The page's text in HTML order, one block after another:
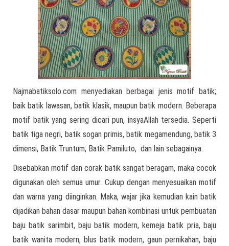
Najmabatiksolo.com menyediakan berbagai jenis motif batik;
baik batik lawasan, batik klasik, maupun batik modern. Beberapa
motif batik yang sering dicari pun, insyaAllah tersedia. Seperti
batik tiga negri, batik sogan primis, batik megamendung, batik 3
dimensi, Batik Truntum, Batik Pamiluto, dan lain sebagainya.
Disebabkan motif dan corak batik sangat beragam, maka cocok
digunakan oleh semua umur. Cukup dengan menyesuaikan motif
dan warna yang diinginkan. Maka, wajar jika kemudian kain batik
dijadikan bahan dasar maupun bahan kombinasi untuk pembuatan
baju batik sarimbit, baju batik modern, kemeja batik pria, baju
batik wanita modern, blus batik modern, gaun pernikahan, baju